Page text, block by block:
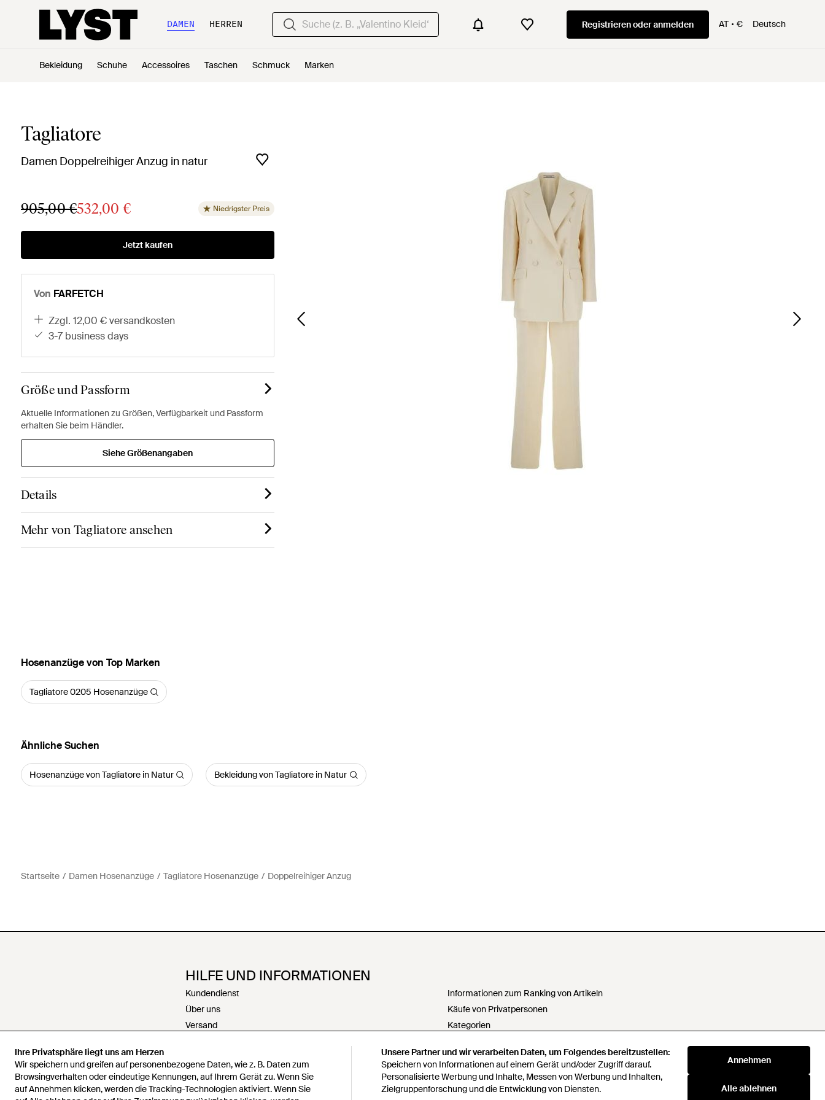
Ihre Privatsphäre liegt uns am Herzen
Wir speichern und greifen auf personenbezogene Daten, wie z. B. Daten zum
Browsingverhalten oder eindeutige Kennungen, auf Ihrem Gerät zu. Wenn Sie
auf Annehmen klicken, werden die Tracking-Technologien aktiviert. Wenn Sie
Unsere Partner und wir verarbeiten Daten, um Folgendes bereitzustellen:
Speichern von Informationen auf einem Gerät und/oder Zugriff darauf.
Personalisierte Werbung und Inhalte, Messen von Werbung und Inhalten,
Zielgruppenforschung und die Entwicklung von Diensten.
Annehmen
Alle ablehnen
DAMEN HERREN Registrieren oder anmelden AT € Deutsch
Bekleidung Schuhe Accessoires Taschen Schmuck Marken
Tagliatore
Damen Doppelreihiger Anzug in natur
905,00 €532,00 € Niedrigster Preis
Jetzt kaufen
Von FARFETCH
zzgl. 12,00 € versandkosten
3-7 business days
Größe und Passform
Aktuelle Informationen zu Größen, Verfügbarkeit und Passform
erhalten Sie beim Händler.
Siehe Größenangaben
Details
Mehr von Tagliatore ansehen
Hosenanzüge von Top Marken
Tagliatore 0205 Hosenanzüge
Ähnliche Suchen
Hosenanzüge von Tagliatore in Natur Bekleidung von Tagliatore in Natur
Startseite Damen Hosenanzüge Tagliatore Hosenanzüge Doppelreihiger Anzug
HILFE UND INFORMATIONEN
Kundendienst
Über uns
Versand
Rückerstattungen
Karriere
Informationen zum Ranking von Artikeln
Käufe von Privatpersonen
Kategorien
Meine personenbezogenen Daten nicht verkaufen oder
weitergeben
Erklärung zur modernen Sklaverei